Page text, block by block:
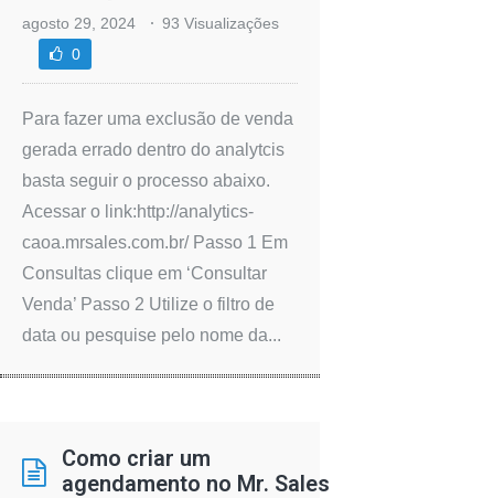
agosto 29, 2024
93 Visualizações
0
Para fazer uma exclusão de venda
gerada errado dentro do analytcis
basta seguir o processo abaixo.
Acessar o link:http://analytics-
caoa.mrsales.com.br/ Passo 1 Em
Consultas clique em ‘Consultar
Venda’ Passo 2 Utilize o filtro de
data ou pesquise pelo nome da...
Como criar um
agendamento no Mr. Sales